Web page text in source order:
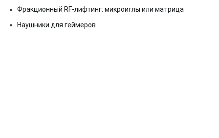
Фракционный RF-лифтинг: микроиглы или матрица
Наушники для геймеров